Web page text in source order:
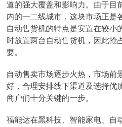
道的强大覆盖和影响力。由于目
内的一二线城市，这块市场正是
自动售货机的特点是安置在较小
时放置两台自动售货机，因此抢
要。
自动售卖市场逐步火热，市场前
好，合理安排线下渠道及选择优
商户们十分关键的一步。
福能达在黑科技、智能家电、自